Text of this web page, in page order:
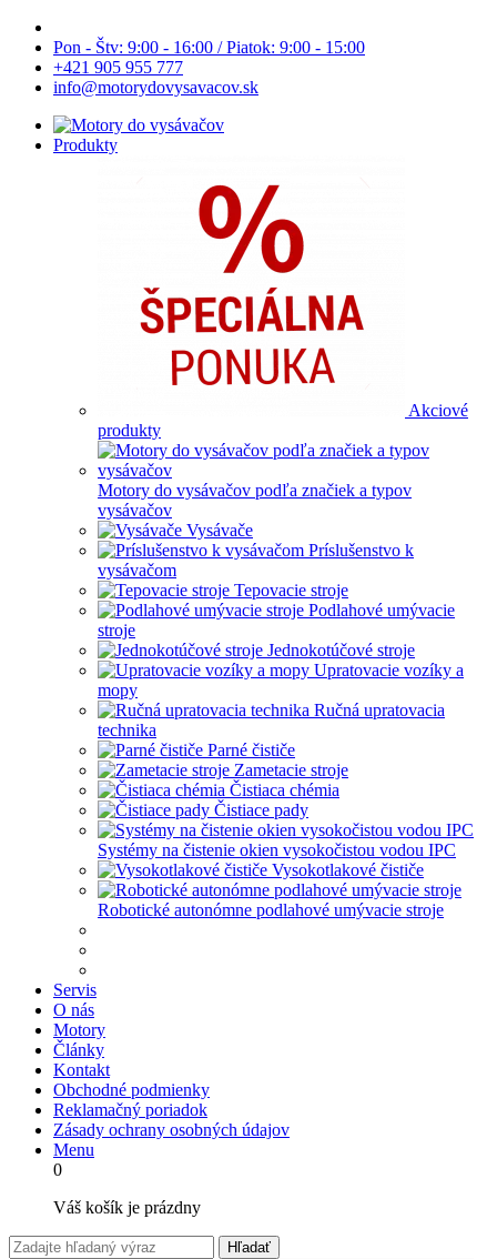
Pon - Štv: 9:00 - 16:00 / Piatok: 9:00 - 15:00
+421 905 955 777
info@motorydovysavacov.sk
Produkty
Akciové
produkty
Motory do vysávačov podľa značiek a typov
vysávačov
Vysávače
Príslušenstvo k
vysávačom
Tepovacie stroje
Podlahové umývacie
stroje
Jednokotúčové stroje
Upratovacie vozíky a
mopy
Ručná upratovacia
technika
Parné čističe
Zametacie stroje
Čistiaca chémia
Čistiace pady
Systémy na čistenie okien vysokočistou vodou IPC
Vysokotlakové čističe
Robotické autonómne podlahové umývacie stroje
Servis
O nás
Motory
Články
Kontakt
Obchodné podmienky
Reklamačný poriadok
Zásady ochrany osobných údajov
Menu
0
Váš košík je prázdny
Hľadať